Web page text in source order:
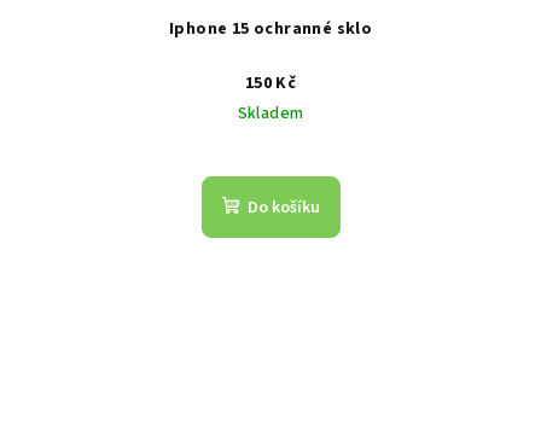
Iphone 15 ochranné sklo
150 Kč
Skladem
Do košíku